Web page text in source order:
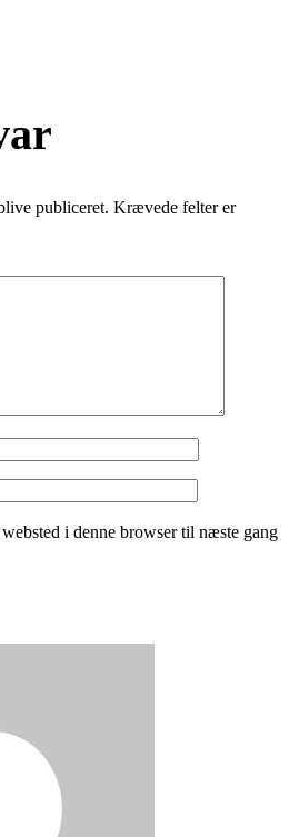
publiceret. Krævede felter er
i denne browser til næste gang